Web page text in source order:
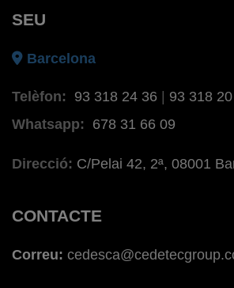
SEU
Barcelona
Telèfon: 93 318 24 36
93 318
Whatsapp:
678 31 66 09
Direcció: C/Pelai 42, 2ª, 08001
CONTACTE
Correu: